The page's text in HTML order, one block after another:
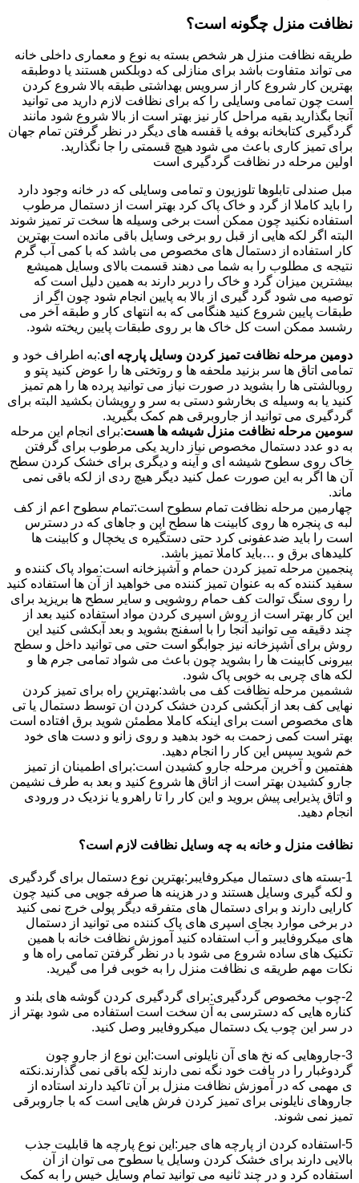
نظافت منزل چگونه است؟
طریقه نظافت منزل هر شخص بسته به نوع و معماری داخلی خانه
می تواند متفاوت باشد برای منازلی که دوبلکس هستند یا دوطبقه
بهترین کار شروع کار از سرویس بهداشتی طبقه بالا شروع کردن
است چون تمامی وسایلی را که برای نظافت لازم دارید می توانید
آنجا بگذارید بقیه مراحل کار نیز بهتر است از بالا شروع شود مانند
گردگیری کتابخانه بوفه یا قفسه های دیگر در نظر گرفتن تمام جهان
برای تمیز کاری باعث می شود هیچ قسمتی را جا نگذارید.
اولین مرحله در نظافت گردگیری است
مبل صندلی تابلوها تلوزیون و تمامی وسایلی که در خانه وجود دارد
را باید کاملا از گرد و خاک پاک کرد بهتر است از دستمال مرطوب
استفاده نکنید چون ممکن است برخی وسیله ها سخت تر تمیز شوند
البته اگر لکه هایی از قبل رو برخی وسایل باقی مانده است بهترین
کار استفاده از دستمال های مخصوص می باشد که با کمی آب گرم
نتیجه ی مطلوب را به شما می دهند قسمت بالای وسایل همیشع
بیشترین میزان گرد و خاک را دربر دارند به همین دلیل است که
توصیه می شود گرد گیری از بالا به پایین انجام شود چون اگر از
طبقات پایین شروع کنید هنگامی که به انتهای کار و طبقه آخر می
رشسد ممکن است کل خاک ها بر روی طبقات پایین ریخته شود.
دومین مرحله نظافت تمیز کردن وسایل پارچه ای:به اطراف خود و
تمامی اتاق ها سر بزنید ملحفه ها و روتختی ها را عوض کنید پتو و
روبالشتی ها را بشوید در صورت نیاز می توانید پرده ها را هم تمیز
کنید یا به وسیله ی بخارشو دستی به سر و رویشان بکشید البته برای
گردگیری می توانید از جاروبرقی هم کمک بگیرید.
سومین مرحله نظافت منزل شیشه ها هست:برای انجام این مرحله
به دو عدد دستمال مخصوص نیاز دارید یکی مرطوب برای گرفتن
خاک روی سطوح شیشه ای و آینه و دیگری برای خشک کردن سطح
آن ها اگر به این صورت عمل کنید دیگر هیچ ردی از لکه باقی نمی
ماند.
چهارمین مرحله نظافت تمام سطوح است:تمام سطوح اعم از کف
لبه ی پنجره ها روی کابینت ها سطح اپن و جاهای که در دسترس
است را باید ضدعفونی کرد حتی دستگیره ی یخچال و کابینت ها
کلیدهای برق و …باید کاملا تمیز باشد.
پنجمین مرحله تمیز کردن حمام و آشپزخانه است:مواد پاک کننده و
سفید کننده که به عنوان تمیز کننده می خواهید از آن ها استفاده کنید
را روی سنگ توالت کف حمام روشویی و سایر سطح ها بریزید برای
این کار بهتر است از روش اسپری کردن مواد استفاده کنید بعد از
چند دقیقه می توانید آنجا را با اسفنج بشوید و بعد آبکشی کنید این
روش برای آشپزخانه نیز جوابگو است حتی می توانید داخل و سطح
بیرونی کابینت ها را بشوید چون باعث می شواد تمامی جرم ها و
لکه های چربی به خوبی پاک شود.
ششمین مرحله نظافت کف می باشد:بهترین راه برای تمیز کردن
نهایی کف بعد از آبکشی کردن خشک کردن آن توسط دستمال یا تی
های مخصوص است برای اینکه کاملا مطمئن شوید برق افتاده است
بهتر است کمی زحمت به خود بدهید و روی زانو و دست های خود
خم شوید سپس این کار را انجام دهید.
هفتمین و آخرین مرحله جارو کشیدن است:برای اطمینان از تمیز
جارو کشیدن بهتر است از اتاق ها شروع کنید و بعد به طرف نشیمن
و اتاق پذیرایی پیش بروید و این کار را تا راهرو یا نزدیک در ورودی
انجام دهید.
نظافت منزل و خانه به چه وسایل نظافت لازم است؟
1-بسته های دستمال میکروفایبر:بهترین نوع دستمال برای گردگیری
و لکه گیری وسایل هستند و در هزینه ها صرفه جویی می کنید چون
کارایی دارند و برای دستمال های متفرقه دیگر پولی خرج نمی کنید
در برخی موارد بجای اسپری های پاک کننده می توانید از دستمال
های میکروفایبر و آب استفاده کنید آموزش نظافت خانه با همین
تکنیک های ساده شروع می شود با در نظر گرفتن تمامی راه ها و
نکات مهم طریقه ی نظافت منزل را به خوبی فرا می گیرید.
2-چوب مخصوص گردگیری:برای گردگیری کردن گوشه های بلند و
کناره هایی که دسترسی به آن سخت است استفاده می شود بهتر از
در سر این چوب یک دستمال میکروفایبر وصل کنید.
3-جاروهایی که نخ های آن نایلونی است:این نوع از جارو چون
گردوغبار را در بافت خود نگه نمی دارند لکه باقی نمی گذارند.نکته
ی مهمی که در آموزش نظافت منزل بر آن تاکید دارند استاده از
جاروهای نایلونی برای تمیز کردن فرش هایی است که با جاروبرقی
تمیز نمی شوند.
5-استفاده کردن از پارچه های جیر:این نوع پارچه ها قابلیت جذب
بالایی دارند برای خشک کردن وسایل یا سطوح می توان از آن
استفاده کرد و در چند ثانیه می توانید تمام وسایل خیس را به کمک